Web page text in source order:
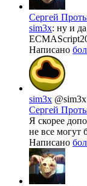
Сергей
sim3x: ну и
Написано
sim3x @sim3x
Сергей
Я скорее
не все могут
Написано